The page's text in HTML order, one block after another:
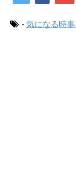
- 気になる時事